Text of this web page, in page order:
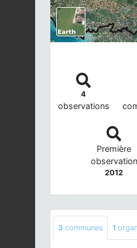
4
observations
Première
observation
2012
3 communes 1